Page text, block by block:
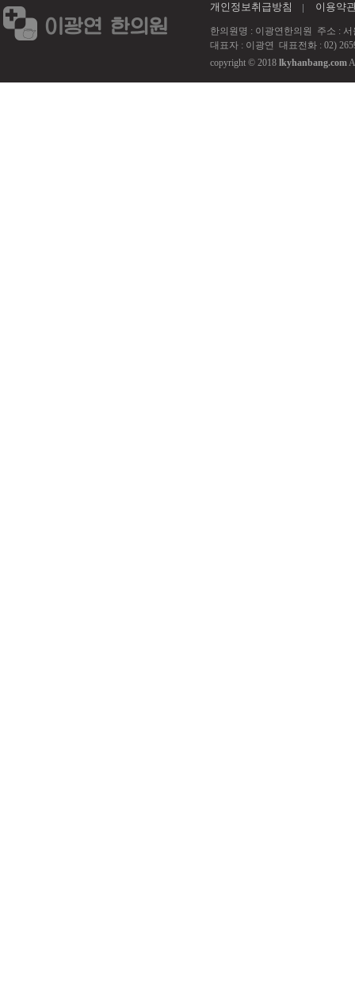
개인정보취급방침 이용약
한의원명 : 이광연한의원 주소 : 서
대표자 : 이광연 대표전화 : 02)
copyright © 2018 lkyhanbang.com